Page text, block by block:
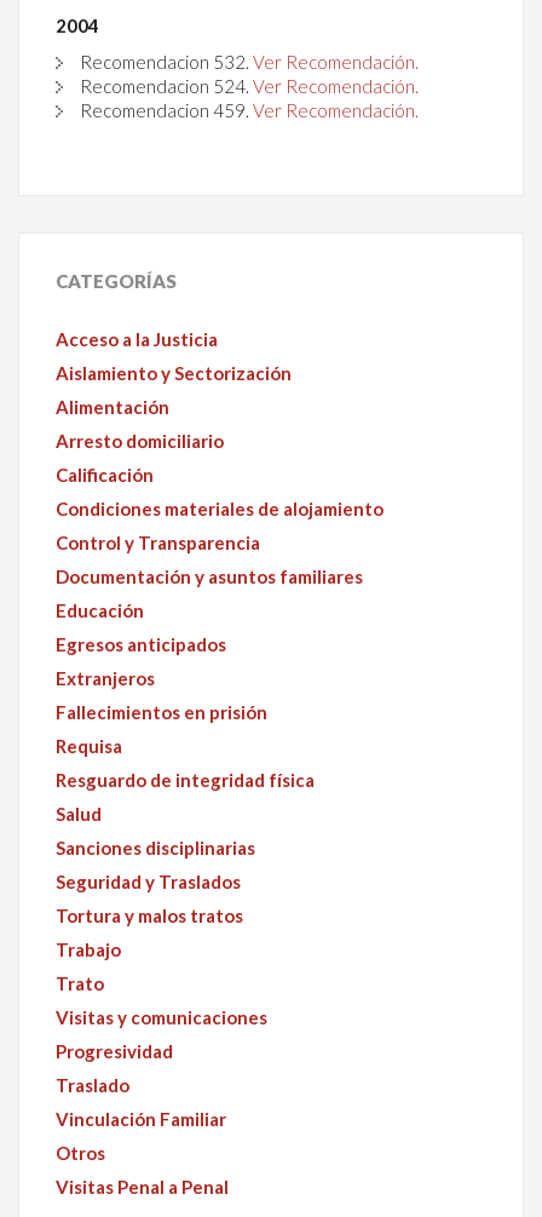
2004
Recomendacion 532 Ver Recomendación.
Recomendacion 524 Ver Recomendación.
Recomendacion 459 Ver Recomendación.
CATEGORÍAS
Acceso a la Justicia
Aislamiento y Sectorización
Alimentación
Arresto domiciliario
Calificación
Condiciones materiales de alojamiento
Control y Transparencia
Documentación y asuntos familiares
Educación
Egresos anticipados
Extranjeros
Fallecimientos en prisión
Requisa
Resguardo de integridad física
Salud
Sanciones disciplinarias
Seguridad y Traslados
Tortura y malos tratos
Trabajo
Trato
Visitas y comunicaciones
Progresividad
Traslado
Vinculación Familiar
Otros
Visitas Penal a Penal